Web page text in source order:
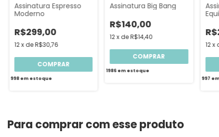
Assinatura Espresso
Moderno
R$299,00
12x deR$30,76
COMPRAR
998em estoque
Assinatura Big Bang
R$140,00
12 x deR$14,40
COMPRAR
1986em estoque
12x
997
Para comprar com esse produto